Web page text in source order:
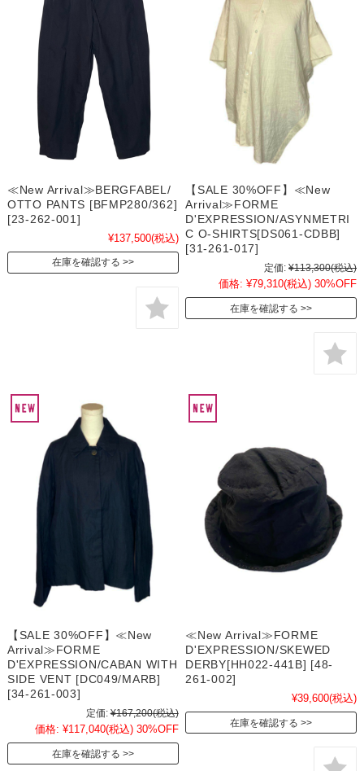
≪New Arrival≫BERGFABEL/
OTTO PANTS [BFMP280/362]
[23-262-001]
¥137,500(税込)
在庫を確認する
【SALE 30%OFF】≪New
Arrival≫FORME
D'EXPRESSION/ASYNMETRI
C O-SHIRTS[DS061-CDBB]
[31-261-017]
定価: ¥113,300(税込)
価格: ¥79,310(税込) 30%OFF
在庫を確認する
【SALE 30%OFF】≪New
Arrival≫FORME
D'EXPRESSION/CABAN WITH
SIDE VENT [DC049/MARB]
[34-261-003]
定価: ¥167,200(税込)
価格: ¥117,040(税込) 30%OFF
在庫を確認する
≪New Arrival≫FORME
D'EXPRESSION/SKEWED
DERBY[HH022-441B] [48-
261-002]
¥39,600(税込)
在庫を確認する